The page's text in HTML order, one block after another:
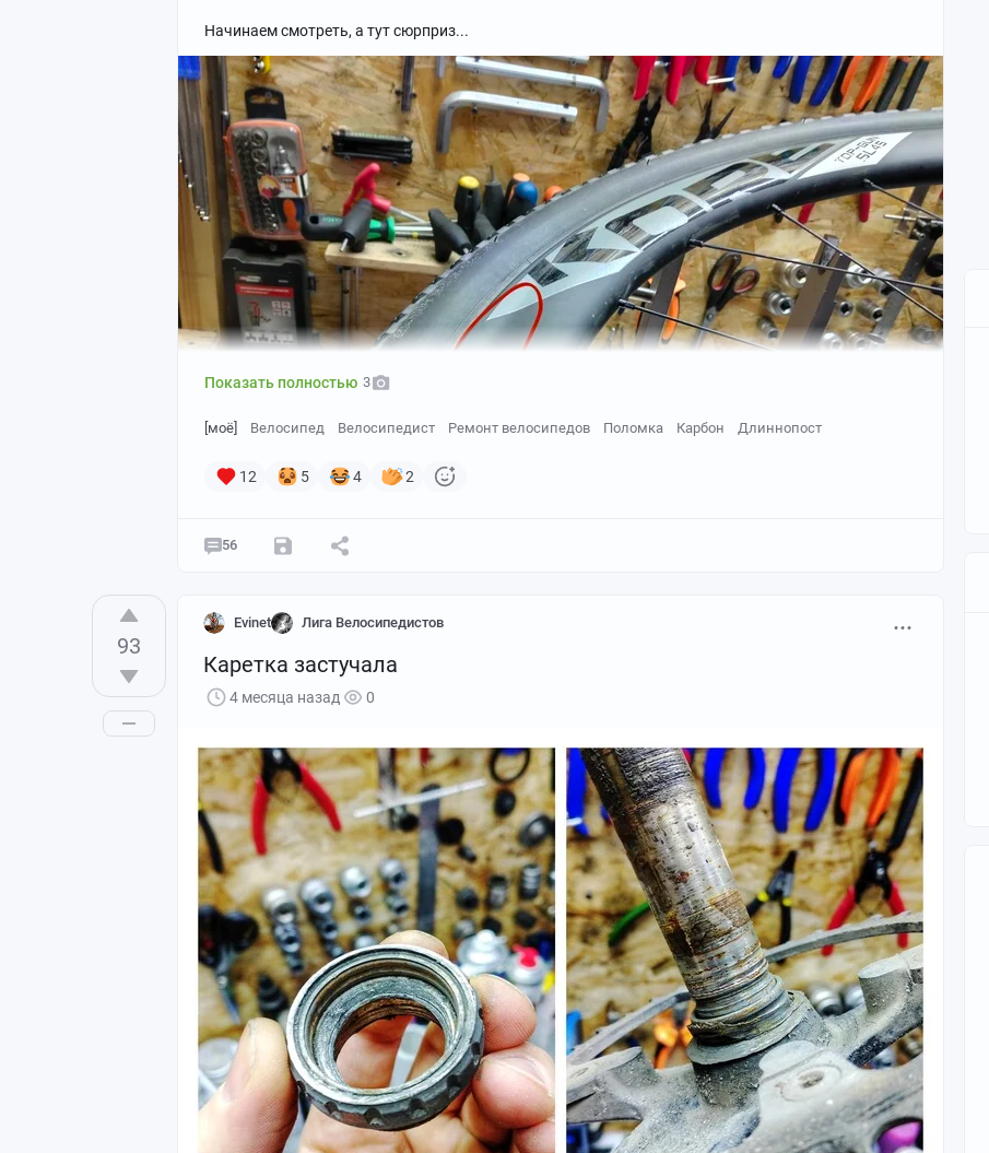
🔧 Колёсики с завода, как обычно, кривые - перепротягиваем.
🔧 Ободная лента местами не закрывает отверстия под ниппели, часть ниппелей изнутри слизаны
при заводской сборке, внутри обода металлическая крошка от них, колёса звучат как марокасы.
Вытряхиваем весь мусор, клеим бескамерную ленту и собираем колёса бескамерно - обода и
резина позволяют.
Начинаем смотреть, а тут сюрприз...
Показать полностью 3
[моё] Велосипед Велосипедист Ремонт велосипедов Поломка Карбон Длиннопост
12 5 4 2
56
93
Evinet Лига Велосипедистов
Каретка застучала
4 месяца назад 0